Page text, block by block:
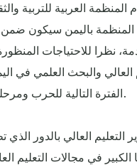
المنظمة العربية للتربية
المنظمة باليمن سيكون ضمن
نظرا للاحتياجات
العالي والبحث العلمي في
الفترة التالية للحرب ومرحلة اعادة الاعمار.
التعليم العالي بالدور
الكبير في مجالات التعليم